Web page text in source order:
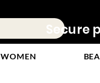
Secure
WOMEN